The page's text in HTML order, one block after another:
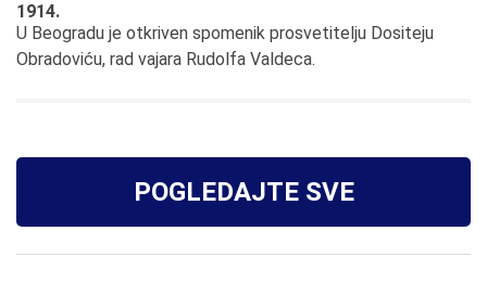
1914.
U Beogradu je otkriven spomenik prosvetitelju Dositeju
Obradoviću, rad vajara Rudolfa Valdeca.
POGLEDAJTE SVE